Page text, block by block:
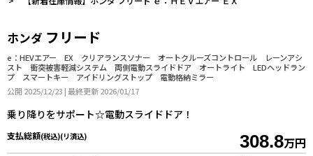
ホンダ フリード
e：HEVエアー EX クリアランスソナー オートクルーズコントロール レーンアシ
スト 衝突被害軽減システム 両側電動スライドドア オートライト LEDヘッドラン
プ スマートキー アイドリングストップ 電動格納ミラー
公開 2025/12/23 | 最終更新 2026/01/17
乗り降りをサポート☆電動スライドドア！
支払総額(税込)(リ済込) 308.8万円